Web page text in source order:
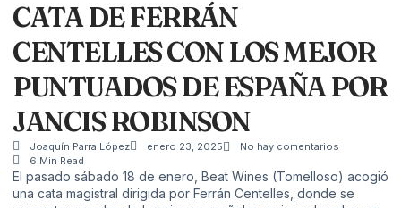
CATA DE FERRÁN
CENTELLES CON LOS MEJOR
PUNTUADOS DE ESPAÑA POR
JANCIS ROBINSON
Joaquín Parra López enero 23, 2025
No hay comentarios
6 Min Read
El pasado sábado 18 de enero, Beat Wines (Tomelloso) acogió
una cata magistral dirigida por Ferrán Centelles, donde se